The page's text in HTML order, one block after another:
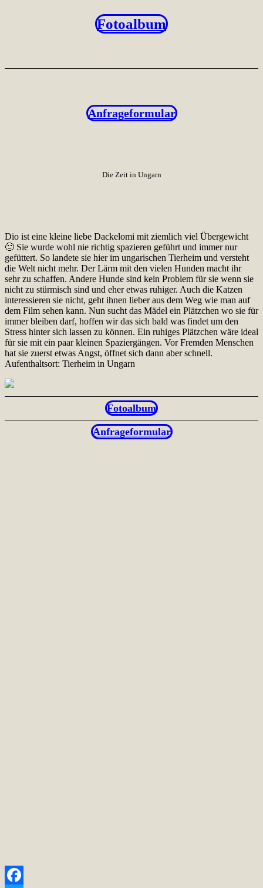
Fotoalbum
Anfrageformular
Die Zeit in Ungarn
Dio ist eine kleine liebe Dackelomi mit ziemlich viel Übergewicht
🙁 Sie wurde wohl nie richtig spazieren geführt und immer nur
gefüttert. So landete sie hier im ungarischen Tierheim und versteht
die Welt nicht mehr. Der Lärm mit den vielen Hunden macht ihr
sehr zu schaffen. Andere Hunde sind kein Problem für sie wenn sie
nicht zu stürmisch sind und eher etwas ruhiger. Auch die Katzen
interessieren sie nicht, geht ihnen lieber aus dem Weg wie man auf
dem Film sehen kann. Nun sucht das Mädel ein Plätzchen wo sie für
immer bleiben darf, hoffen wir das sich bald was findet um den
Stress hinter sich lassen zu können. Ein ruhiges Plätzchen wäre ideal
für sie mit ein paar kleinen Spaziergängen. Vor Fremden Menschen
hat sie zuerst etwas Angst, öffnet sich dann aber schnell.
Aufenthaltsort: Tierheim in Ungarn
Fotoalbum
Anfrageformular